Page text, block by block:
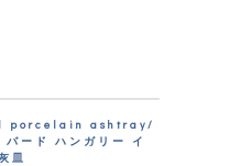
porcelain ashtray/
ード ハンガリー イ
皿